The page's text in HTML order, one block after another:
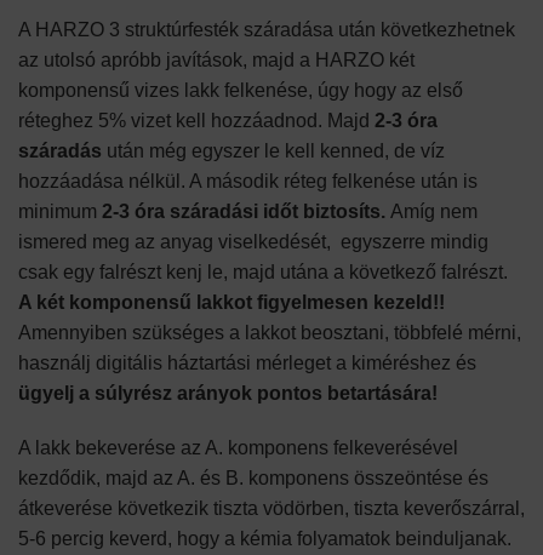
A HARZO 3 struktúrfesték száradása után következhetnek
az utolsó apróbb javítások, majd a HARZO két
komponensű vizes lakk felkenése, úgy hogy az első
réteghez 5% vizet kell hozzáadnod. Majd 2-3 óra
száradás után még egyszer le kell kenned, de víz
hozzáadása nélkül. A második réteg felkenése után is
minimum 2-3 óra száradási időt biztosíts. Amíg nem
ismered meg az anyag viselkedését, egyszerre mindig
csak egy falrészt kenj le, majd utána a következő falrészt.
A két komponensű lakkot figyelmesen kezeld!!
Amennyiben szükséges a lakkot beosztani, többfelé mérni,
használj digitális háztartási mérleget a kiméréshez és
ügyelj a súlyrész arányok pontos betartására!
A lakk bekeverése az A. komponens felkeverésével
kezdődik, majd az A. és B. komponens összeöntése és
átkeverése következik tiszta vödörben, tiszta keverőszárral,
5-6 percig keverd, hogy a kémia folyamatok beinduljanak.